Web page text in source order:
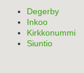
Degerby
Inkoo
Kirkkonummi
Siuntio